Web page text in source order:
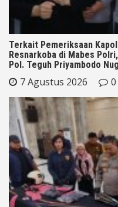
Terkait Pemeriksaan
Resnarkoba di Mabes
Pol. Teguh Priyambodo
7 Agustus 2026 0